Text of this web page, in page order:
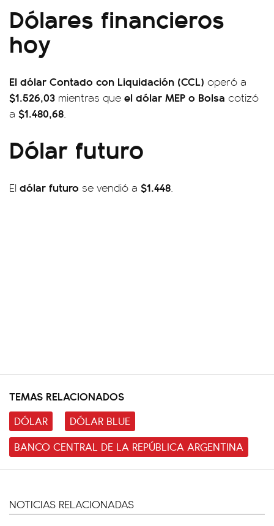
Dólares financieros
hoy
El dólar Contado con Liquidación (CCL) operó a
$1.526,03 mientras que el dólar MEP o Bolsa cotizó
a $1.480,68.
Dólar futuro
El dólar futuro se vendió a $1.448.
TEMAS RELACIONADOS
DÓLAR
DÓLAR BLUE
BANCO CENTRAL DE LA REPÚBLICA ARGENTINA
NOTICIAS RELACIONADAS